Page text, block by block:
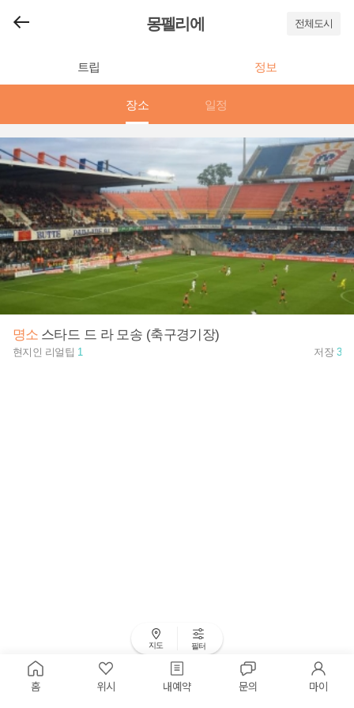
몽펠리에 전체도시
트립 정보
장소 일정
지도 필터
명소 스타드 드 라 모송 (축구경기장)
현지인 리얼팁 1 저장 3
홈 위시 내예약 문의 마이